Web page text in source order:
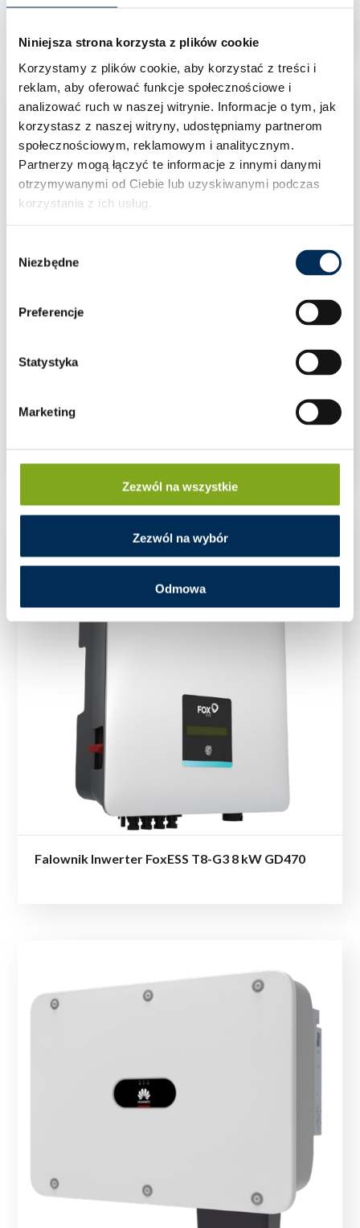
Niniejsza strona korzysta z plików cookie
Korzystamy z plików cookie, aby korzystać z treści i
reklam, aby oferować funkcje społecznościowe i
analizować ruch w naszej witrynie. Informacje o tym, jak
korzystasz z naszej witryny, udostępniamy partnerom
społecznościowym, reklamowym i analitycznym.
Partnerzy mogą łączyć te informacje z innymi danymi
otrzymywanymi od Ciebie lub uzyskiwanymi podczas
korzystania z ich usług.
zgody
Niezbędne
Preferencje
Statystyka
Marketing
Zezwól na wszystkie
Zezwól na wybór
Odmowa
Falownik Inwerter FoxESS T12-G3 12 kW GD470
Falownik Inwerter FoxESS T8-G3 8 kW GD470